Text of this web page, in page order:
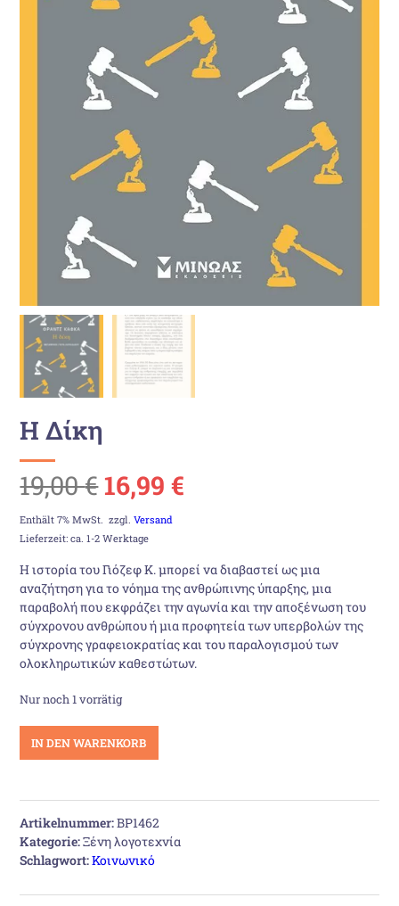
Η Δίκη
19,00€ Ursprünglicher
Preis
war:
19,00 €
16,99€
ist:
16,99 €.
Enthält 7% MwSt. zzgl.Versand
Lieferzeit: ca. 1-2 Werktage
Η ιστορία του Γιόζεφ Κ. μπορεί να διαβαστεί ως μια
αναζήτηση για το νόημα της ανθρώπινης ύπαρξης, μια
παραβολή που εκφράζει την αγωνία και την αποξένωση του
σύγχρονου ανθρώπου ή μια προφητεία των υπερβολών της
σύγχρονης γραφειοκρατίας και του παραλογισμού των
ολοκληρωτικών καθεστώτων.
Nur noch 1 vorrätig
Δίκη
IN DEN WARENKORB
Artikelnummer:BP1462
Kategorie:Ξένη λογοτεχνία
Schlagwort:Κοινωνικό